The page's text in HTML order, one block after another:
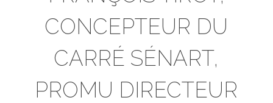
CONCEPTEUR DU
CARRÉ SÉNART,
PROMU DIRECTEUR